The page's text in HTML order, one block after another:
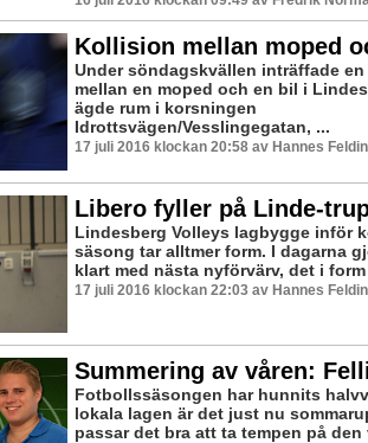
Kollision mellan moped
Under söndagskvällen inträffade
mellan en moped och en bil i
ägde rum i korsningen
Idrottsvägen/Vesslingegatan, ...
17 juli 2016 klockan 20:58 av Hannes
Libero fyller på Linde-
Lindesberg Volleys lagbygge inför
säsong tar alltmer form. I dagarna
klart med nästa nyförvärv, det i
17 juli 2016 klockan 22:03 av Hannes
Summering av våren:
Fotbollssäsongen har hunnits
lokala lagen är det just nu
passar det bra att ta tempen på den